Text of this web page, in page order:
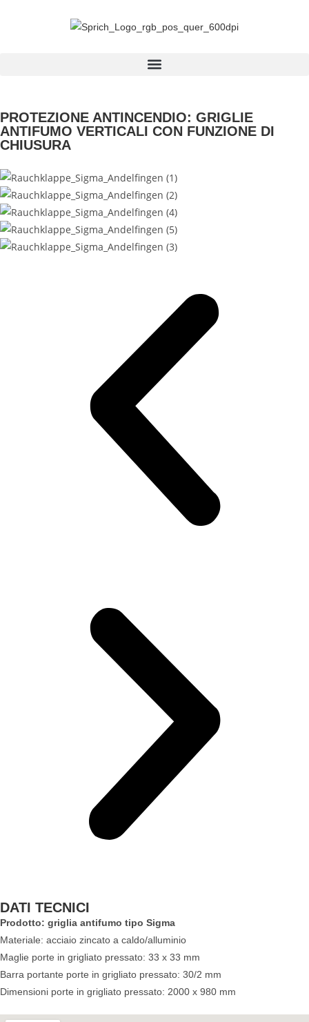
PROTEZIONE ANTINCENDIO: GRIGLIE
ANTIFUMO VERTICALI CON FUNZIONE DI
CHIUSURA
DATI TECNICI
Prodotto: griglia antifumo tipo Sigma
Materiale: acciaio zincato a caldo/alluminio
Maglie porte in grigliato pressato: 33 x 33 mm
Barra portante porte in grigliato pressato: 30/2 mm
Dimensioni porte in grigliato pressato: 2000 x 980 mm